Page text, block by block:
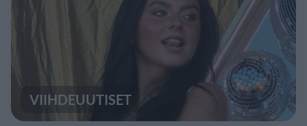
VIIHDEUUTISET